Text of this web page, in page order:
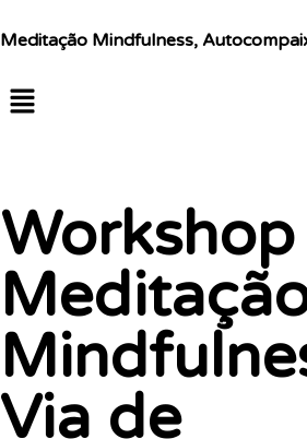
Meditação Mindfulness,
Via de